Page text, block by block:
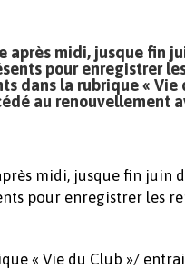
après midi, jusque fin
pour enregistrer
dans la rubrique «
au renouvellement
midi, jusque fin juin
pour enregistrer les
« Vie du Club »/